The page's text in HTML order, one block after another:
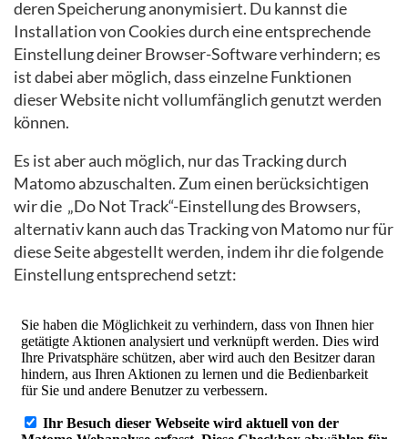
deren Speicherung anonymisiert. Du kannst die
Installation von Cookies durch eine entsprechende
Einstellung deiner Browser-Software verhindern; es
ist dabei aber möglich, dass einzelne Funktionen
dieser Website nicht vollumfänglich genutzt werden
können.
Es ist aber auch möglich, nur das Tracking durch
Matomo abzuschalten. Zum einen berücksichtigen
wir die „Do Not Track“-Einstellung des Browsers,
alternativ kann auch das Tracking von Matomo nur für
diese Seite abgestellt werden, indem ihr die folgende
Einstellung entsprechend setzt: